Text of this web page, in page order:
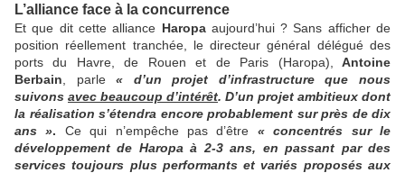
L’alliance face à la concurrence
Et que dit cette alliance Haropaaujourd’hui ? Sans afficher de
position réellement tranchée, le directeur général délégué des
ports du Havre, de Rouen et de Paris (Haropa),
Antoine
Berbain , parle«
d’un projet d’infrastructure que nous
suivons avec beaucoup d’intérêt. D’un projet ambitieux dont
la réalisation s’étendra encore probablement sur près de dix
ans ». Ce qui n’empêche pas d’être « concentrés sur le
développement de Haropa à 2-3 ans, en passant par des
services toujours plus performants et variés proposés aux